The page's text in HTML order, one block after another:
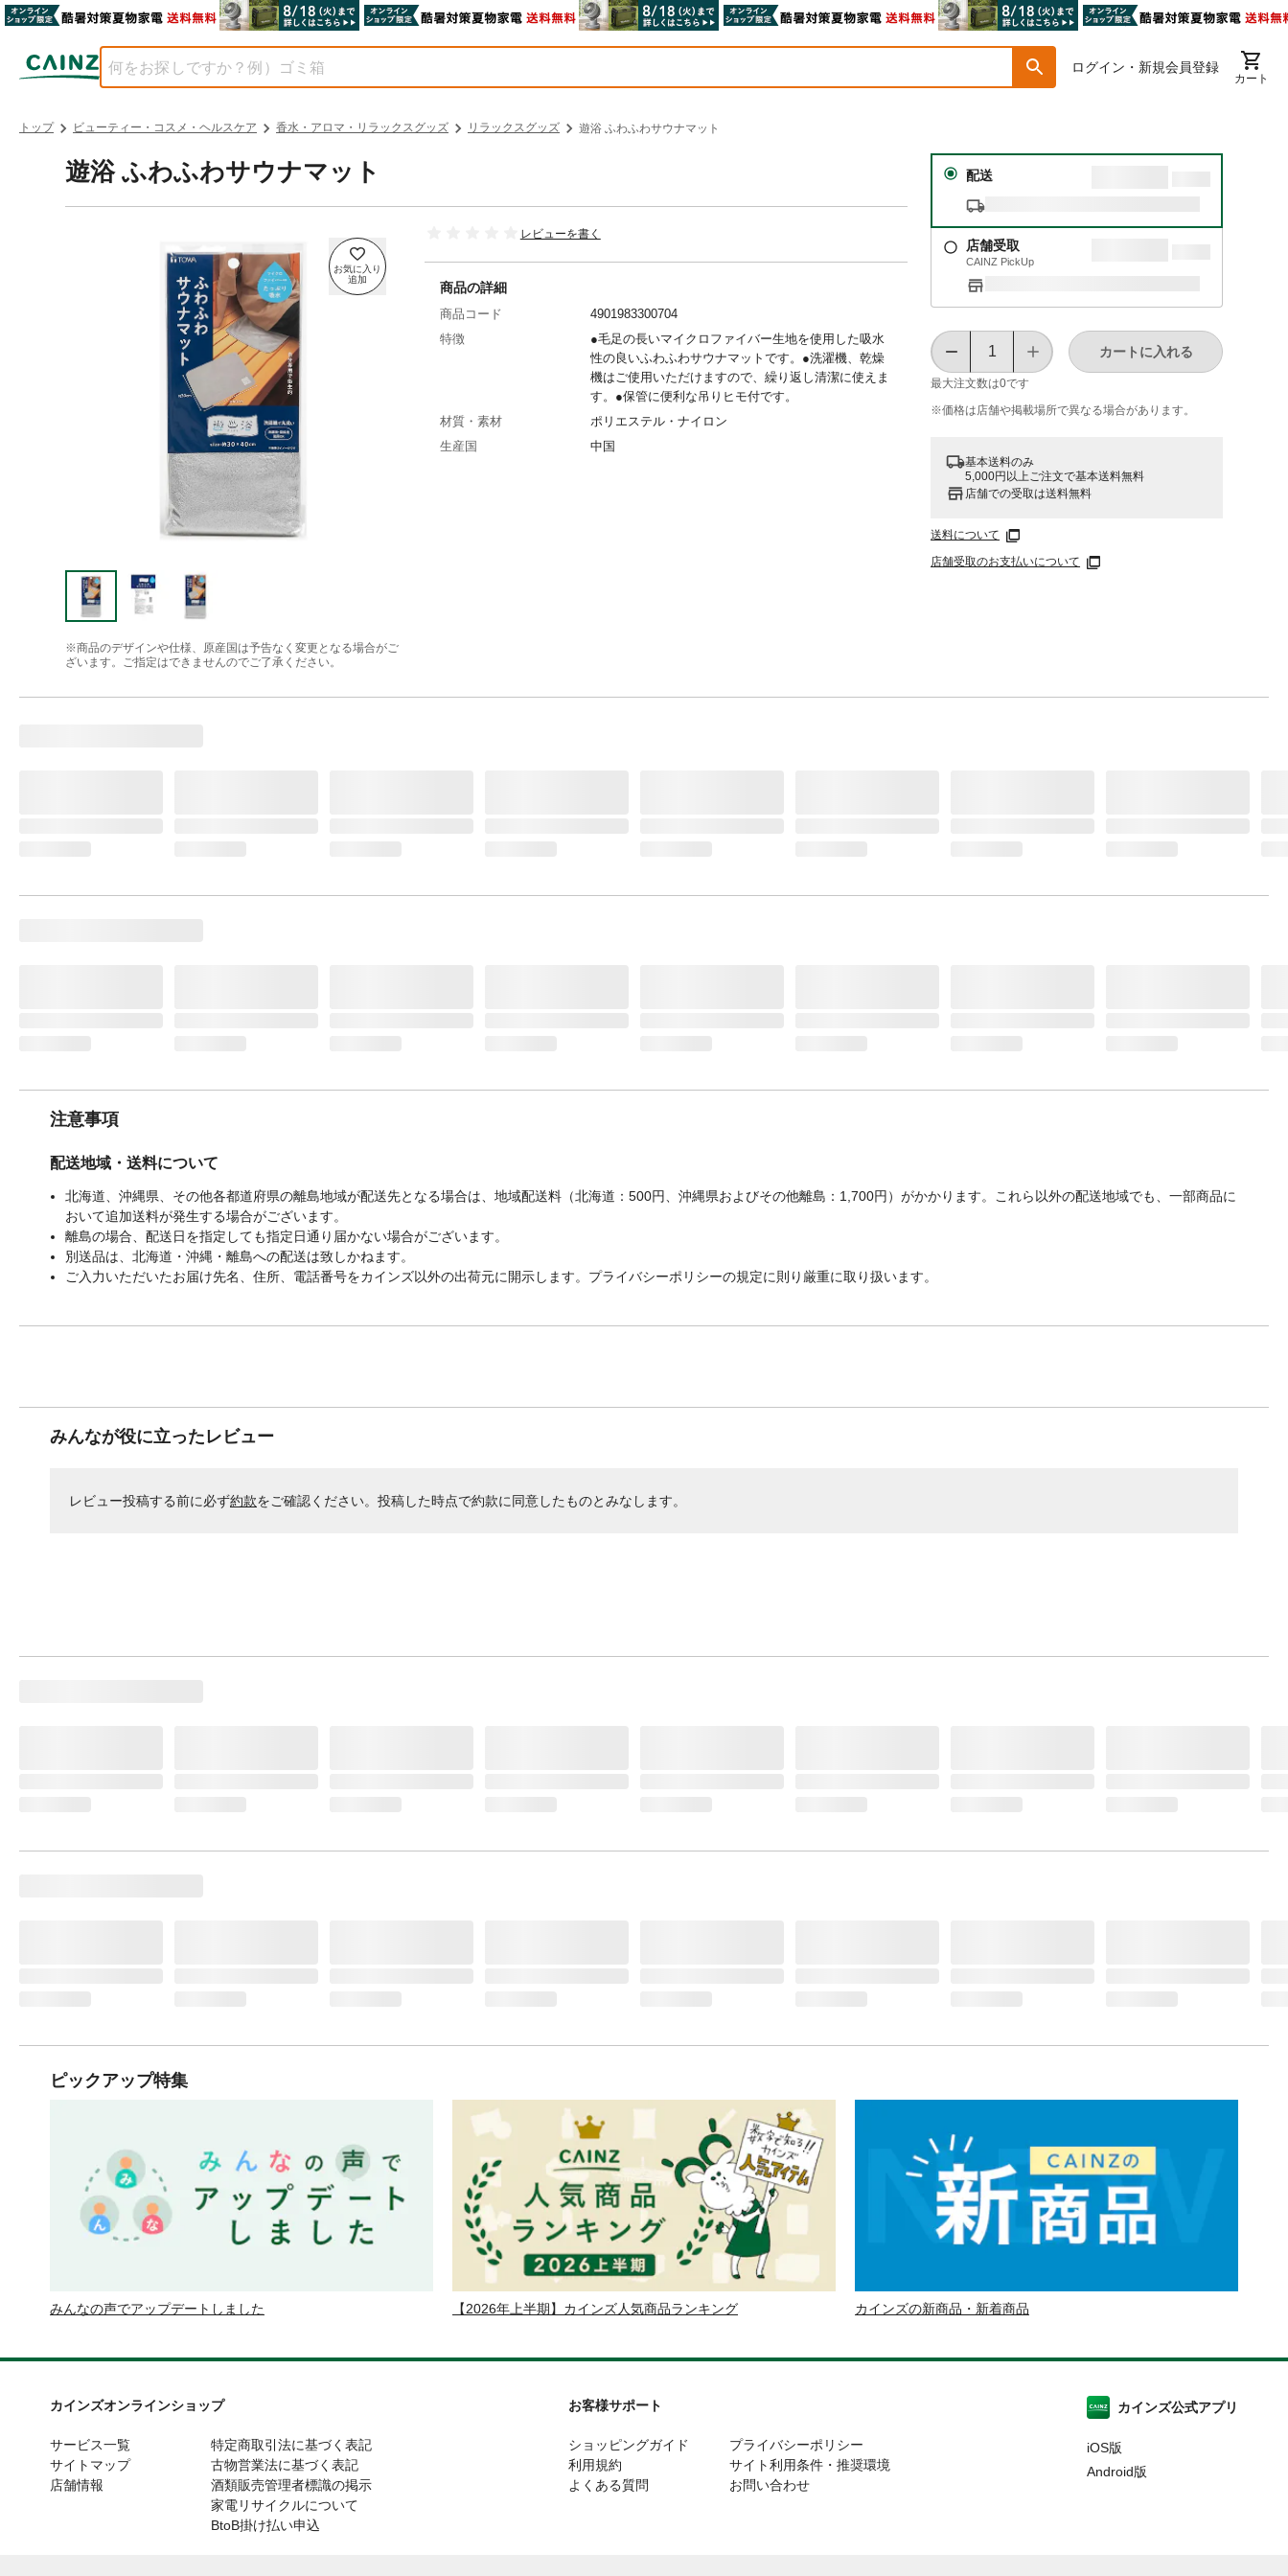
ログイン・新規会員登録
カート
トップ ビューティー・コスメ・ヘルスケア 香水・アロマ・リラックスグッズ リラックスグッズ 遊浴 ふわふわサウナマット
遊浴 ふわふわサウナマット
※商品のデザインや仕様、原産国は予告なく変更となる場合がご
ざいます。ご指定はできませんのでご了承ください。
レビューを書く
配送
店舗受取
CAINZ PickUp
最大注文数は0です
カートに入れる
※価格は​店舗や​掲載場所で​異なる​場合が​あります。
基本送料のみ
5,000円以上ご注文で基本送料無料
店舗での受取は送料無料
送料について
店舗受取のお支払いについて
商品の詳細
商品コード
4901983300704
特徴
●毛足の長いマイクロファイバー生地を使用した吸水
性の良いふわふわサウナマットです。●洗濯機、乾燥
機はご使用いただけますので、繰り返し清潔に使えま
す。●保管に便利な吊りヒモ付です。
材質・素材
ポリエステル・ナイロン
生産国
中国
注意事項
配送地域・送料について
北海道、沖縄県、その他各都道府県の離島地域が配送先となる場合は、地域配送料（北海道：500円、沖縄県およびその他離島：1,700円）がかかります。これら以外の配送地域でも、一部商品に
おいて追加送料が発生する場合がございます。
離島の場合、配送日を指定しても指定日通り届かない場合がございます。
別送品は、北海道・沖縄・離島への配送は致しかねます。
ご入力いただいたお届け先名、住所、電話番号をカインズ以外の出荷元に開示します。プライバシーポリシーの規定に則り厳重に取り扱います。
みんなが役に立ったレビュー
レビュー投稿する前に必ず約款をご確認ください。投稿した時点で約款に同意したものとみなします。
ピックアップ特集
みんなの声でアップデートしました 【2026年上半期】カインズ人気商品ランキング カインズの新商品・新着商品
カインズオンラインショップ
サービス一覧
サイトマップ
店舗情報
特定商取引法に基づく表記
古物営業法に基づく表記
酒類販売管理者標識の掲示
家電リサイクルについて
BtoB掛け払い申込
お客様サポート
ショッピングガイド
利用規約
よくある質問
プライバシーポリシー
サイト利用条件・推奨環境
お問い合わせ
カインズ公式アプリ
iOS版
Android版